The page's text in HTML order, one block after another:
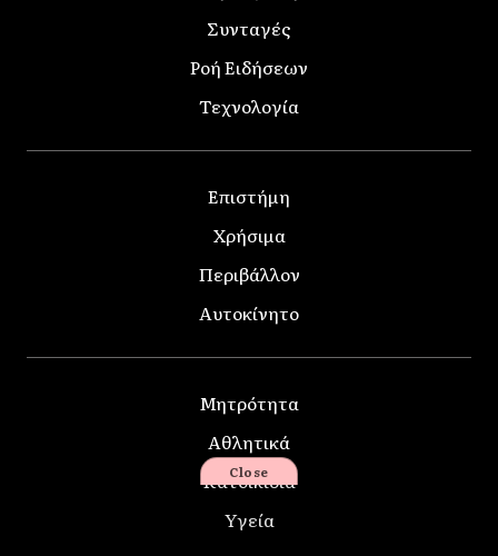
Συνταγές
Ροή Ειδήσεων
Τεχνολογία
Επιστήμη
Χρήσιμα
Περιβάλλον
Αυτοκίνητο
Μητρότητα
Αθλητικά
Κατοικίδια
Υγεία
Close